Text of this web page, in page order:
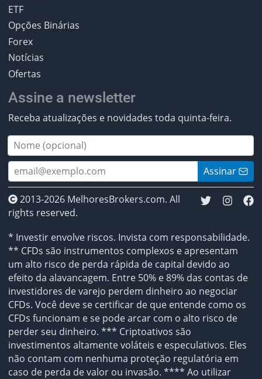
ETF
Opções Binárias
Forex
Notícias
Ofertas
Assine a newsletter
Receba atualizações e novidades toda quinta-feira.
Assinar
2013-2026 MelhoresBrokers.com. All
rights reserved.
* Investir envolve riscos. Invista com responsabilidade.
** CFDs são instrumentos complexos e apresentam
um alto risco de perda rápida de capital devido ao
efeito da alavancagem. Entre 50% e 89% das contas de
investidores de varejo perdem dinheiro ao negociar
CFDs. Você deve se certificar de que entende como os
CFDs funcionam e se pode arcar com o alto risco de
perder seu dinheiro. *** Criptoativos são
investimentos altamente voláteis e especulativos. Eles
não contam com nenhuma proteção regulatória em
caso de perda de valor ou invasão. **** Ao utilizar